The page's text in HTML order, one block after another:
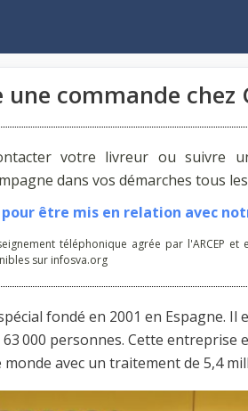
commande chez
votre livreur ou suivre
dans vos démarches tous
être mis en relation avec
téléphonique agrée par l'ARCEP
sur infosva.org
fondé en 2001 en Espagne. Il
000 personnes. Cette entreprise
avec un traitement de 5,4